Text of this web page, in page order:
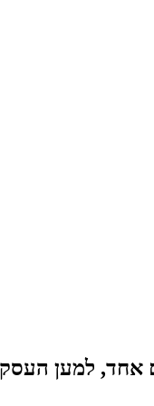
אחד, למען